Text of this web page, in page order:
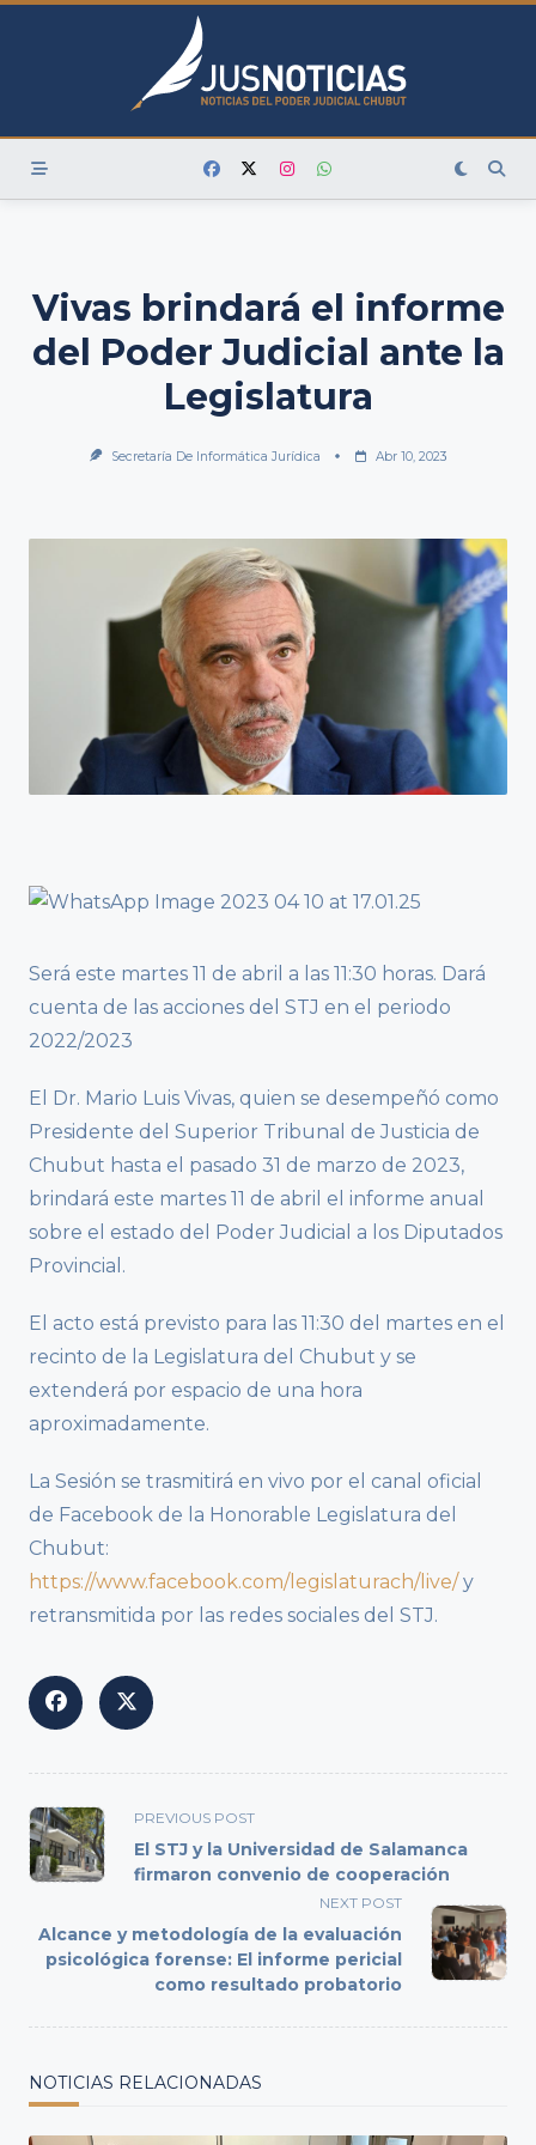
Skip
Vivas brindará el informe
del Poder Judicial ante la
Legislatura
Secretaría De Informática Jurídica Abr 10, 2023
Será este martes 11 de abril a las 11:30 horas. Dará
cuenta de las acciones del STJ en el periodo
2022/2023
El Dr. Mario Luis Vivas, quien se desempeñó como
Presidente del Superior Tribunal de Justicia de
Chubut hasta el pasado 31 de marzo de 2023,
brindará este martes 11 de abril el informe anual
sobre el estado del Poder Judicial a los Diputados
Provincial.
El acto está previsto para las 11:30 del martes en el
recinto de la Legislatura del Chubut y se
extenderá por espacio de una hora
aproximadamente.
La Sesión se trasmitirá en vivo por el canal oficial
de Facebook de la Honorable Legislatura del
Chubut:
https://www.facebook.com/legislaturach/live/y
retransmitida por las redes sociales del STJ.
<span
class="nav-
subtitle
reader-
text">Page</span>
PREVIOUS POST
El STJ y la Universidad de Salamanca
firmaron convenio de cooperación
NEXT POST
Alcance y metodología de la evaluación
psicológica forense: El informe pericial
como resultado probatorio
NOTICIAS RELACIONADAS